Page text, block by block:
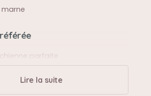
parfaite
Lire la suite